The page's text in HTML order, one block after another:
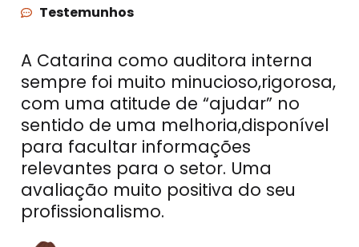
Testemunhos
A Catarina como auditora interna
sempre foi muito minucioso,rigorosa,
com uma atitude de “ajudar” no
sentido de uma melhoria,disponível
para facultar informações
relevantes para o setor. Uma
avaliação muito positiva do seu
profissionalismo.